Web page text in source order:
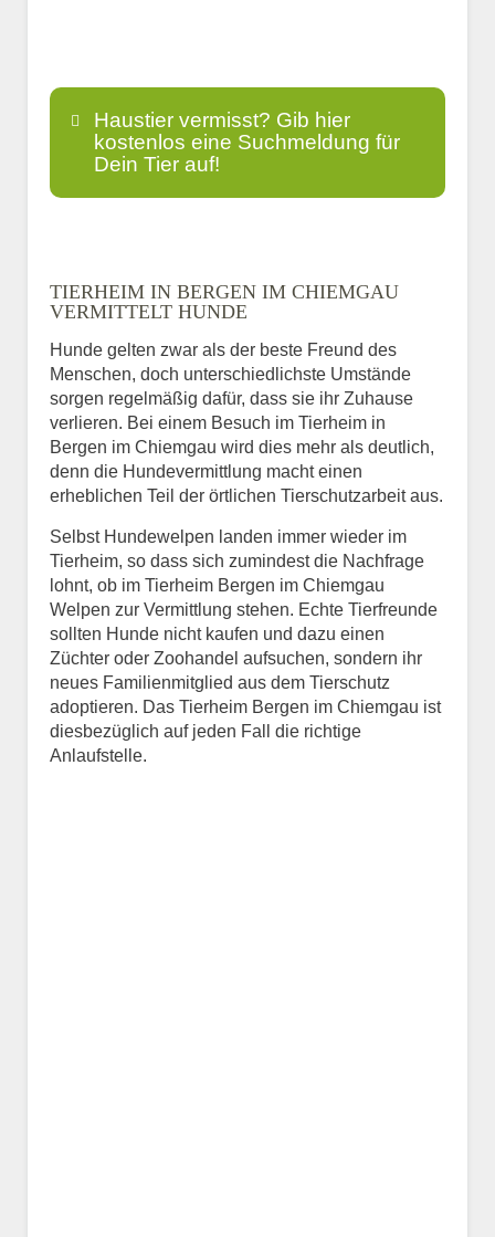
Haustier vermisst? Gib hier
kostenlos eine Suchmeldung für
Dein Tier auf!
E-Mail*
Informationen über das
Tier.
Art des Tiers*
Name des Tiers
TIERHEIM IN BERGEN IM CHIEMGAU
VERMITTELT HUNDE
Hunde gelten zwar als der beste Freund des
Menschen, doch unterschiedlichste Umstände
sorgen regelmäßig dafür, dass sie ihr Zuhause
verlieren. Bei einem Besuch im Tierheim in
Bergen im Chiemgau wird dies mehr als deutlich,
denn die Hundevermittlung macht einen
erheblichen Teil der örtlichen Tierschutzarbeit aus.
Selbst Hundewelpen landen immer wieder im
Tierheim, so dass sich zumindest die Nachfrage
lohnt, ob im Tierheim Bergen im Chiemgau
Welpen zur Vermittlung stehen. Echte Tierfreunde
sollten Hunde nicht kaufen und dazu einen
Züchter oder Zoohandel aufsuchen, sondern ihr
neues Familienmitglied aus dem Tierschutz
adoptieren. Das Tierheim Bergen im Chiemgau ist
diesbezüglich auf jeden Fall die richtige
Anlaufstelle.